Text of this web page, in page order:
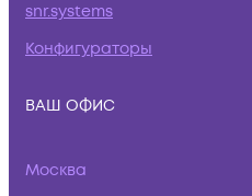
snr.systems
Конфигураторы
ВАШ ОФИС
Москва